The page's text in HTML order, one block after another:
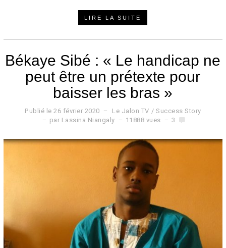
LIRE LA SUITE
Békaye Sibé : « Le handicap ne
peut être un prétexte pour
baisser les bras »
Publié le 26 février 2020
s
p
0
2
1
Le Jalon TV / Success Story
par Lassina Niangaly 11888 vues 3